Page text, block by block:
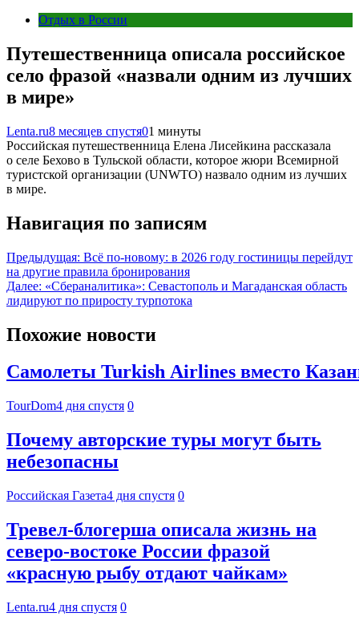
Отдых в России
Путешественница описала российское
село фразой «назвали одним из лучших
в мире»
Lenta.ru8 месяцев спустя01 минуты
Российская путешественница Елена Лисейкина рассказала
о селе Бехово в Тульской области, которое жюри Всемирной
туристской организации (UNWTO) назвало одним из лучших
в мире.
Навигация по записям
Предыдущая: Всё по-новому: в 2026 году гостиницы перейдут
на другие правила бронирования
Далее: «Сбераналитика»: Севастополь и Магаданская область
лидируют по приросту турпотока
Похожие новости
Самолеты Turkish Airlines вместо
TourDom4 дня спустя 0
Почему авторские туры могут быть
небезопасны
Российская Газета4 дня спустя 0
Тревел-блогерша описала жизнь на
северо-востоке России фразой
«красную рыбу отдают чайкам»
Lenta.ru4 дня спустя 0